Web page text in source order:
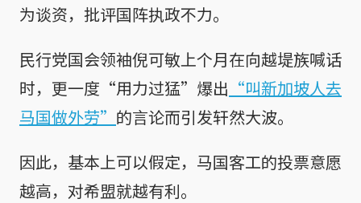
为谈资，批评国阵执政不力。
民行党国会领袖倪可敏上个月在向越堤族喊话
时，更一度“用力过猛”爆出 “叫新加坡人去
马国做外劳” 的言论而引发轩然大波。
因此，基本上可以假定，马国客工的投票意愿
越高，对希盟就越有利。